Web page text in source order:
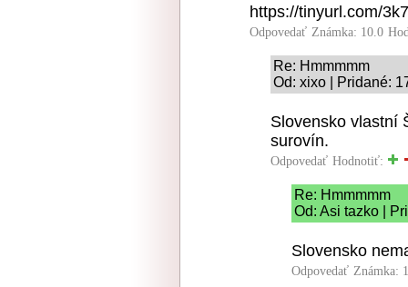
https://tinyurl.com/
Odpovedať Známka: 10.0
Re: Hmmmmm
Od: xixo | Pridané:
Slovensko vlastní
surovín.
Odpovedať Hodnotiť:
Re: Hmmmmm
Od: Asi tazko |
Slovensko
Odpovedať Známka: